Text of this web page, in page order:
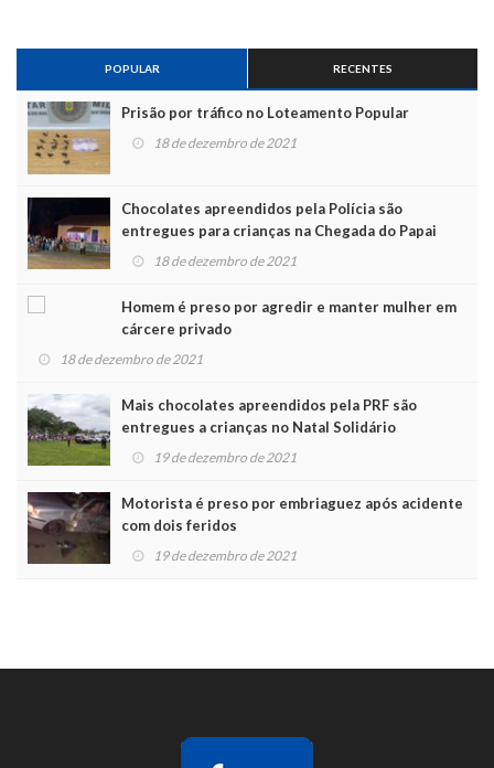
POPULAR RECENTES
Prisão por tráfico no Loteamento Popular
18 de dezembro de 2021
Chocolates apreendidos pela Polícia são
entregues para crianças na Chegada do Papai
Noel
18 de dezembro de 2021
Homem é preso por agredir e manter mulher em
cárcere privado
18 de dezembro de 2021
Mais chocolates apreendidos pela PRF são
entregues a crianças no Natal Solidário
19 de dezembro de 2021
Motorista é preso por embriaguez após acidente
com dois feridos
19 de dezembro de 2021